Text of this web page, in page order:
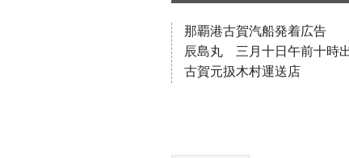
那覇港古賀汽船発着広告
辰島丸 三月十日午前十時
古賀元扱木村運送店